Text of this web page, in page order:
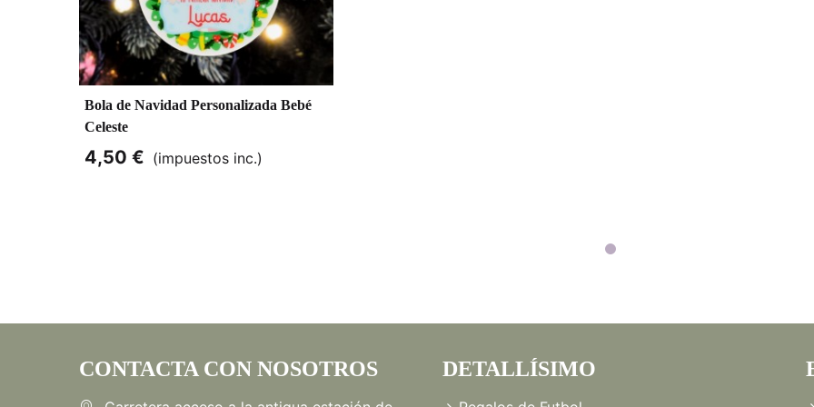
Bola de Navidad Personalizada Bebé
Celeste
4,50 € (impuestos inc.)
CONTACTA CON NOSOTROS DETALLÍSIMO